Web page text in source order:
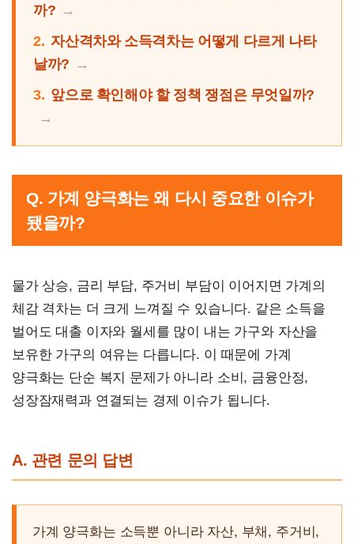
까?
2. 자산격차와 소득격차는 어떻게 다르게 나타
날까?
3. 앞으로 확인해야 할 정책 쟁점은 무엇일까?
Q. 가계 양극화는 왜 다시 중요한 이슈가
됐을까?
물가 상승, 금리 부담, 주거비 부담이 이어지면 가계의
체감 격차는 더 크게 느껴질 수 있습니다. 같은 소득을
벌어도 대출 이자와 월세를 많이 내는 가구와 자산을
보유한 가구의 여유는 다릅니다. 이 때문에 가계
양극화는 단순 복지 문제가 아니라 소비, 금융안정,
성장잠재력과 연결되는 경제 이슈가 됩니다.
A. 관련 문의 답변
가계 양극화는 소득뿐 아니라 자산, 부채, 주거비,